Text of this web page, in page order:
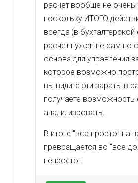
расчет вообще не очень
поскольку ИТОГО
всегда (в
расчет нужен не сам по
основа для управления
которое возможно
вы видите эти зараты в
получаете возможность
аналилизровать.
В итоге "все просто" на
превращается во "все
непросто".